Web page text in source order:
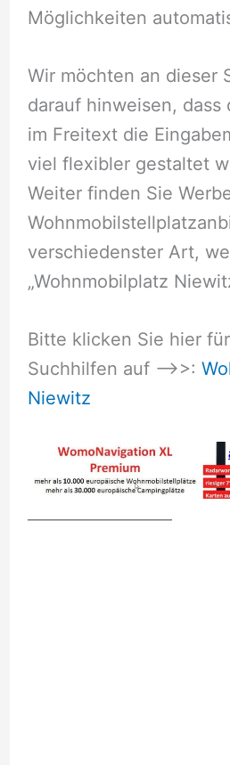
Möglichkeiten
Wir möchten an dieser
darauf hinweisen, dass
im Freitext die
viel flexibler gestaltet
Weiter finden Sie
verschiedenster Art,
„Wohnmobilplatz
Bitte klicken Sie hier
Suchhilfen auf –>>:
Niewitz